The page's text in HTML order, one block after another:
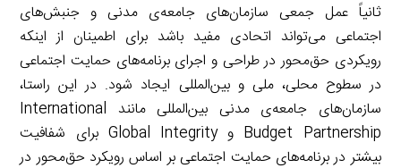
ثانیاً عمل جمعی سازمان‌های جامعه‌ی مدنی و جنبش‌های
اجتماعی می‌تواند اتحادی مفید باشد برای اطمینان از اینکه
رویکردی حق‌محور در طراحی و اجرای برنامه‌های حمایت اجتماعی
در سطوح محلی، ملی و بین‌المللی ایجاد شود. در این راستا،
سازمان‌های جامعه‌ی مدنی بین‌المللی مانند International
Budget Partnership و Global Integrity برای شفافیت
بیشتر در برنامه‌های حمایت اجتماعی بر اساس رویکرد حق‌محور در